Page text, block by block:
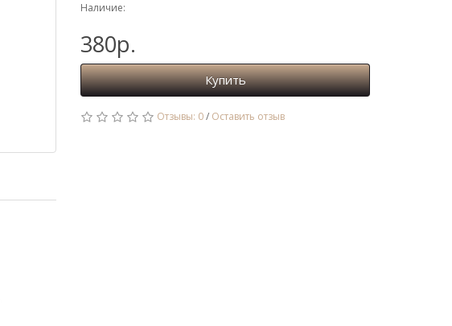
Наличие:
380р.
Купить
Отзывы: 0/ Оставить отзыв